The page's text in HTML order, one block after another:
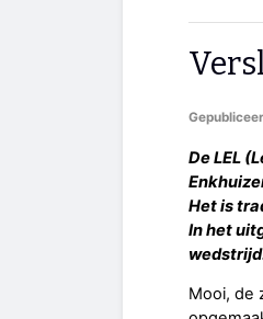
De LEL
Het is
In het
Mooi, de